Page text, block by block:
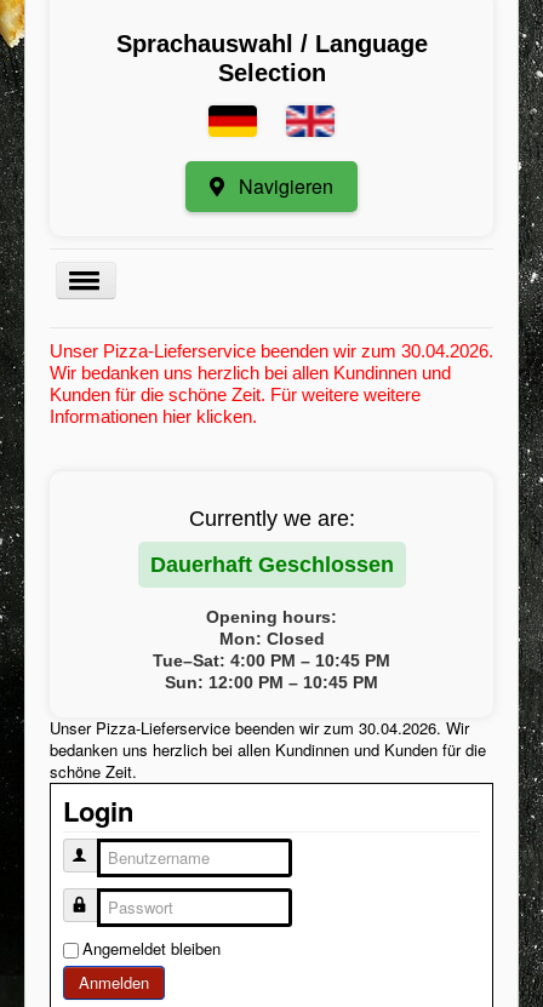
Sprachauswahl / Language
Selection
Navigieren
Menu
Kategorie
Registrieren
Mindestbestellwert
Kontakt / Anregungen
Inhaltsstoffe / Allergene
FAQ
Mein Konto
Speisekarte
Cookies Info
Unser Pizza-Lieferservice beenden wir zum 30.04.2026.
Wir bedanken uns herzlich bei allen Kundinnen und
Kunden für die schöne Zeit. Für weitere weitere
Informationen hier klicken.
Currently we are:
Dauerhaft Geschlossen
Opening hours:
Mon: Closed
Tue–Sat: 4:00 PM – 10:45 PM
Sun: 12:00 PM – 10:45 PM
Unser Pizza-Lieferservice beenden wir zum 30.04.2026. Wir
bedanken uns herzlich bei allen Kundinnen und Kunden für die
schöne Zeit.
Login
Benutzername
Passwort
Angemeldet bleiben
Anmelden